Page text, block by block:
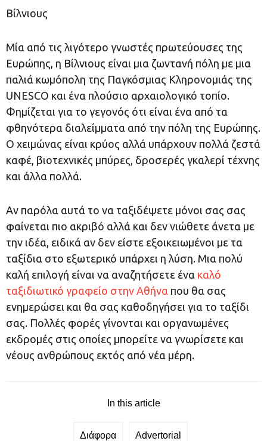
Βίλνιους
Μία από τις λιγότερο γνωστές πρωτεύουσες της
Ευρώπης, η Βίλνιους είναι μια ζωντανή πόλη με μια
παλιά κωμόπολη της Παγκόσμιας Κληρονομιάς της
UNESCO και ένα πλούσιο αρχαιολογικό τοπίο.
Φημίζεται για το γεγονός ότι είναι ένα από τα
φθηνότερα διαλείμματα από την πόλη της Ευρώπης.
Ο χειμώνας είναι κρύος αλλά υπάρχουν πολλά ζεστά
καφέ, βιοτεχνικές μπύρες, δροσερές γκαλερί τέχνης
και άλλα πολλά.
Αν παρόλα αυτά το να ταξιδέψετε μόνοι σας σας
φαίνεται πιο ακριβό αλλά και δεν νιώθετε άνετα με
την ιδέα, ειδικά αν δεν είστε εξοικειωμένοι με τα
ταξίδια στο εξωτερικό υπάρχει η λύση. Μια πολύ
καλή επιλογή είναι να αναζητήσετε ένα καλό
ταξιδιωτικό γραφείο στην Αθήνα που θα σας
ενημερώσει και θα σας καθοδηγήσει για το ταξίδι
σας. Πολλές φορές γίνονται και οργανωμένες
εκδρομές στις οποίες μπορείτε να γνωρίσετε και
νέους ανθρώπους εκτός από νέα μέρη.
In this article
Διάφορα Advertorial